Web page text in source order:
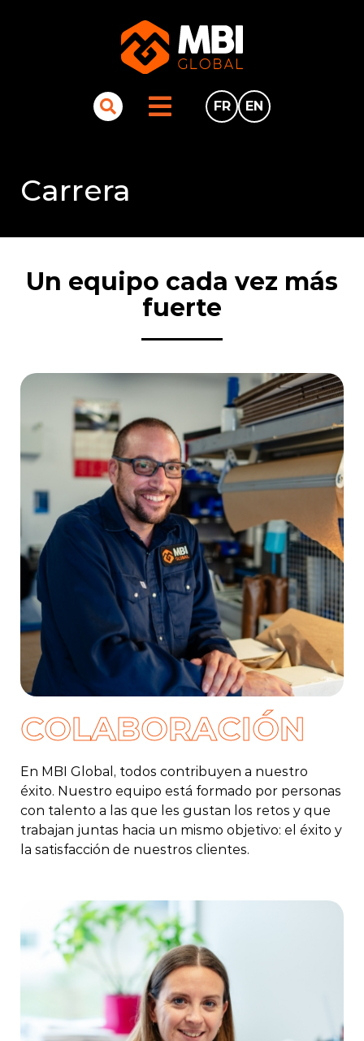
FR EN
Carrera
Un equipo cada vez más
fuerte
COLABORACIÓN
En MBI Global, todos contribuyen a nuestro
éxito. Nuestro equipo está formado por personas
con talento a las que les gustan los retos y que
trabajan juntas hacia un mismo objetivo: el éxito y
la satisfacción de nuestros clientes.